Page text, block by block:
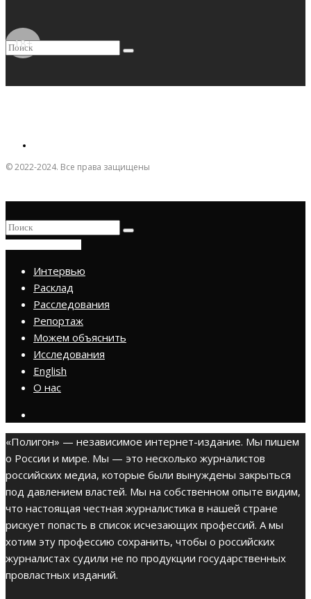
18+
© 2022-2024. Все права защищены
Интервью
Расклад
Расследования
Репортаж
Можем объяснить
Исследования
English
О нас
«Полигон» — независимое интернет-издание. Мы пишем
о России и мире. Мы — это несколько журналистов
российских медиа, которые были вынуждены закрыться
под давлением властей. Мы на собственном опыте видим,
что настоящая честная журналистика в нашей стране
рискует попасть в список исчезающих профессий. А мы
хотим эту профессию сохранить, чтобы о российских
журналистах судили не по продукции государственных
провластных изданий.